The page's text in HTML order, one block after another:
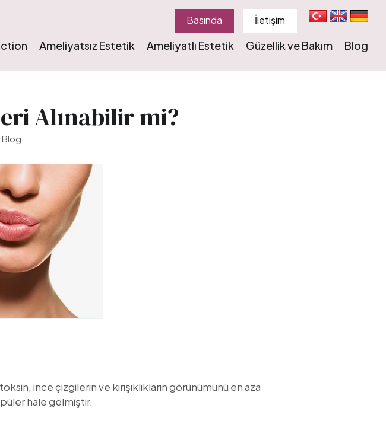
Basında İletişim
Ameliyatsız Estetik Ameliyatlı Estetik Güzellik ve Bakım Blog
Alınabilir mi?
Blog
ince çizgilerin ve kırışıklıkların görünümünü en aza
hale gelmiştir.